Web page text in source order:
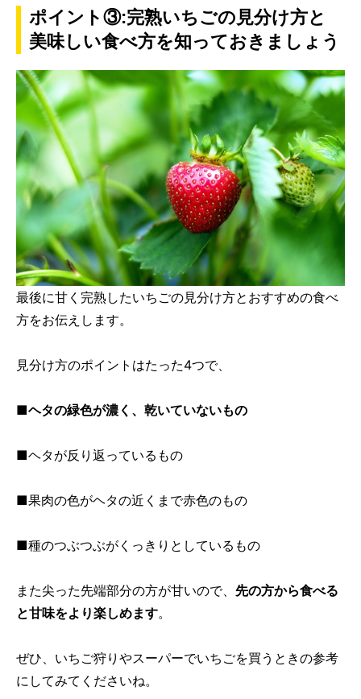
ポイント③:完熟いちごの見分け方と
美味しい食べ方を知っておきましょう
最後に甘く完熟したいちごの見分け方とおすすめの食べ
方をお伝えします。
見分け方のポイントはたった4つで、
■ヘタの緑色が濃く、乾いていないもの
■ヘタが反り返っているもの
■果肉の色がヘタの近くまで赤色のもの
■種のつぶつぶがくっきりとしているもの
また尖った先端部分の方が甘いので、 先の方から食べる
と甘味をより楽しめます。
ぜひ、いちご狩りやスーパーでいちごを買うときの参考
にしてみてくださいね。